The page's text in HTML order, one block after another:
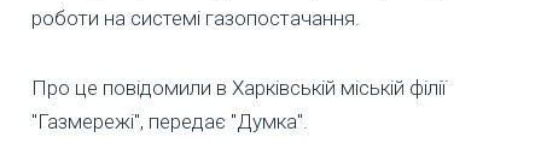
роботи на системі газопостачання.
Про це повідомили в Харківській міській філії
"Газмережі", передає "Думка".